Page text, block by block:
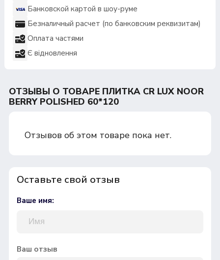
Банковской картой в шоу-руме
Безналичный расчет (по банковским реквизитам)
Оплата частями
Є відновлення
ОТЗЫВЫ О ТОВАРЕ ПЛИТКА CR LUX NOOR
BERRY POLISHED 60*120
Отзывов об этом товаре пока нет.
Оставьте свой отзыв
Ваше имя:
Ваш отзыв